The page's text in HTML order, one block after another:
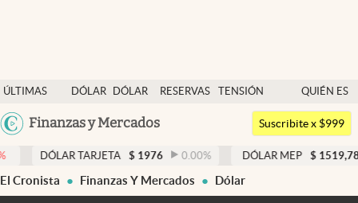
ÚLTIMAS
NOTICIAS
DÓLAR
DÓLAR
RESERVAS
TENSIÓN
GEOPOLÍTICA
QUIÉN ES
QUIÉN
Argentina
Finanzas y Mercados
Dólar
Members
Economía y Política
Finanzas y Mercados
Suscribite x $999
$ 1976 0.00 % DÓLAR MEP 1519,78 0.12%
El Cronista Finanzas Y Mercados Dólar